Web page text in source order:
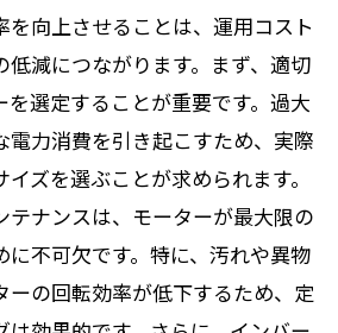
を向上させることは、運用コスト
低減につながります。まず、適切
を選定することが重要です。過大
電力消費を引き起こすため、実際
ズを選ぶことが求められます。
テナンスは、モーターが最大限の
に不可欠です。特に、汚れや異物
ーの回転効率が低下するため、定